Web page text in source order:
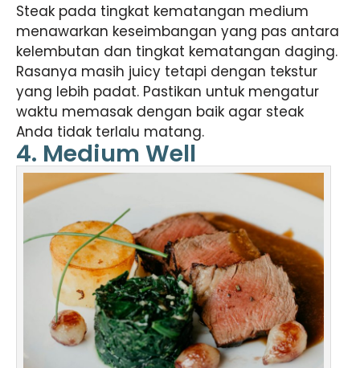
Steak pada tingkat kematangan medium
menawarkan keseimbangan yang pas antara
kelembutan dan tingkat kematangan daging.
Rasanya masih juicy tetapi dengan tekstur
yang lebih padat. Pastikan untuk mengatur
waktu memasak dengan baik agar steak
Anda tidak terlalu matang.
4. Medium Well